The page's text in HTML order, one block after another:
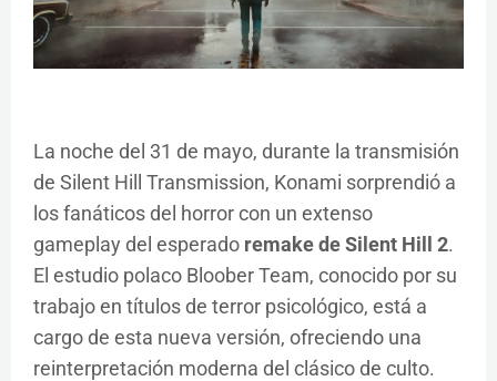
La noche del 31 de mayo, durante la transmisión
de Silent Hill Transmission, Konami sorprendió a
los fanáticos del horror con un extenso
gameplay del esperado remake de Silent Hill 2.
El estudio polaco Bloober Team, conocido por su
trabajo en títulos de terror psicológico, está a
cargo de esta nueva versión, ofreciendo una
reinterpretación moderna del clásico de culto.